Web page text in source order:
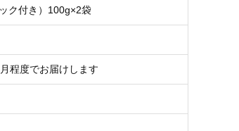
ク付き）100g×2袋
程度でお届けします